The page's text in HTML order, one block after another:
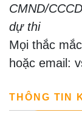
CMND/
dự thi
Mọi thắc
hoặc email:
THÔNG TIN